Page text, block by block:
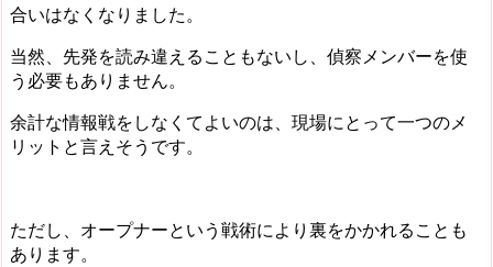
合いはなくなりました。
当然、先発を読み違えることもないし、偵察メンバーを使
う必要もありません。
余計な情報戦をしなくてよいのは、現場にとって一つのメ
リット と言えそうです。
ただし、オープナーという戦術により裏をかかれることも
あります。